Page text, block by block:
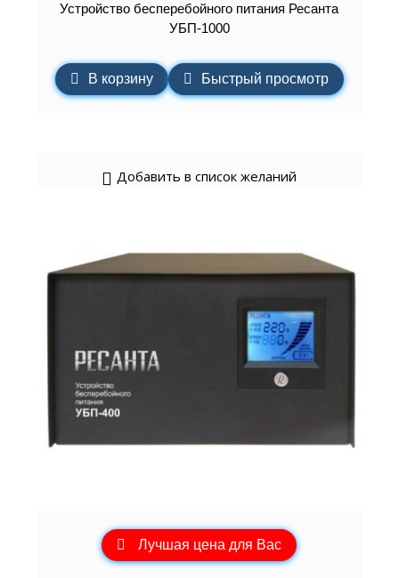
Устройство бесперебойного питания Ресанта
УБП-1000
В корзину Быстрый просмотр
Добавить в список желаний
Лучшая цена для Вас